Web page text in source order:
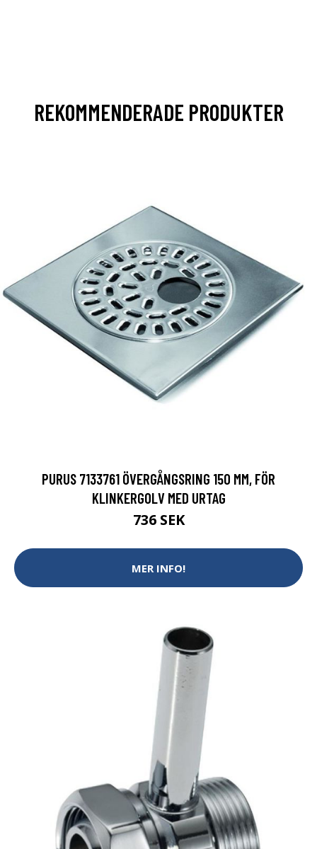
REKOMMENDERADE PRODUKTER
PURUS 7133761 ÖVERGÅNGSRING 150 MM, FÖR
KLINKERGOLV MED URTAG
736 SEK
MER INFO!